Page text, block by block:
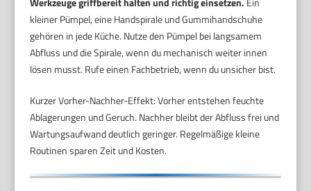
kleiner Pümpel, eine Handspirale und Gummihandschuhe
gehören in jede Küche. Nutze den Pümpel bei langsamem
Abfluss und die Spirale, wenn du mechanisch weiter innen
lösen musst. Rufe einen Fachbetrieb, wenn du unsicher bist.
Kurzer Vorher-Nachher-Effekt: Vorher entstehen feuchte
Ablagerungen und Geruch. Nachher bleibt der Abfluss frei und
Wartungsaufwand deutlich geringer. Regelmäßige kleine
Routinen sparen Zeit und Kosten.